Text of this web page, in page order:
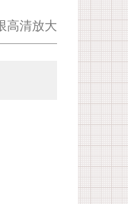
高清放大